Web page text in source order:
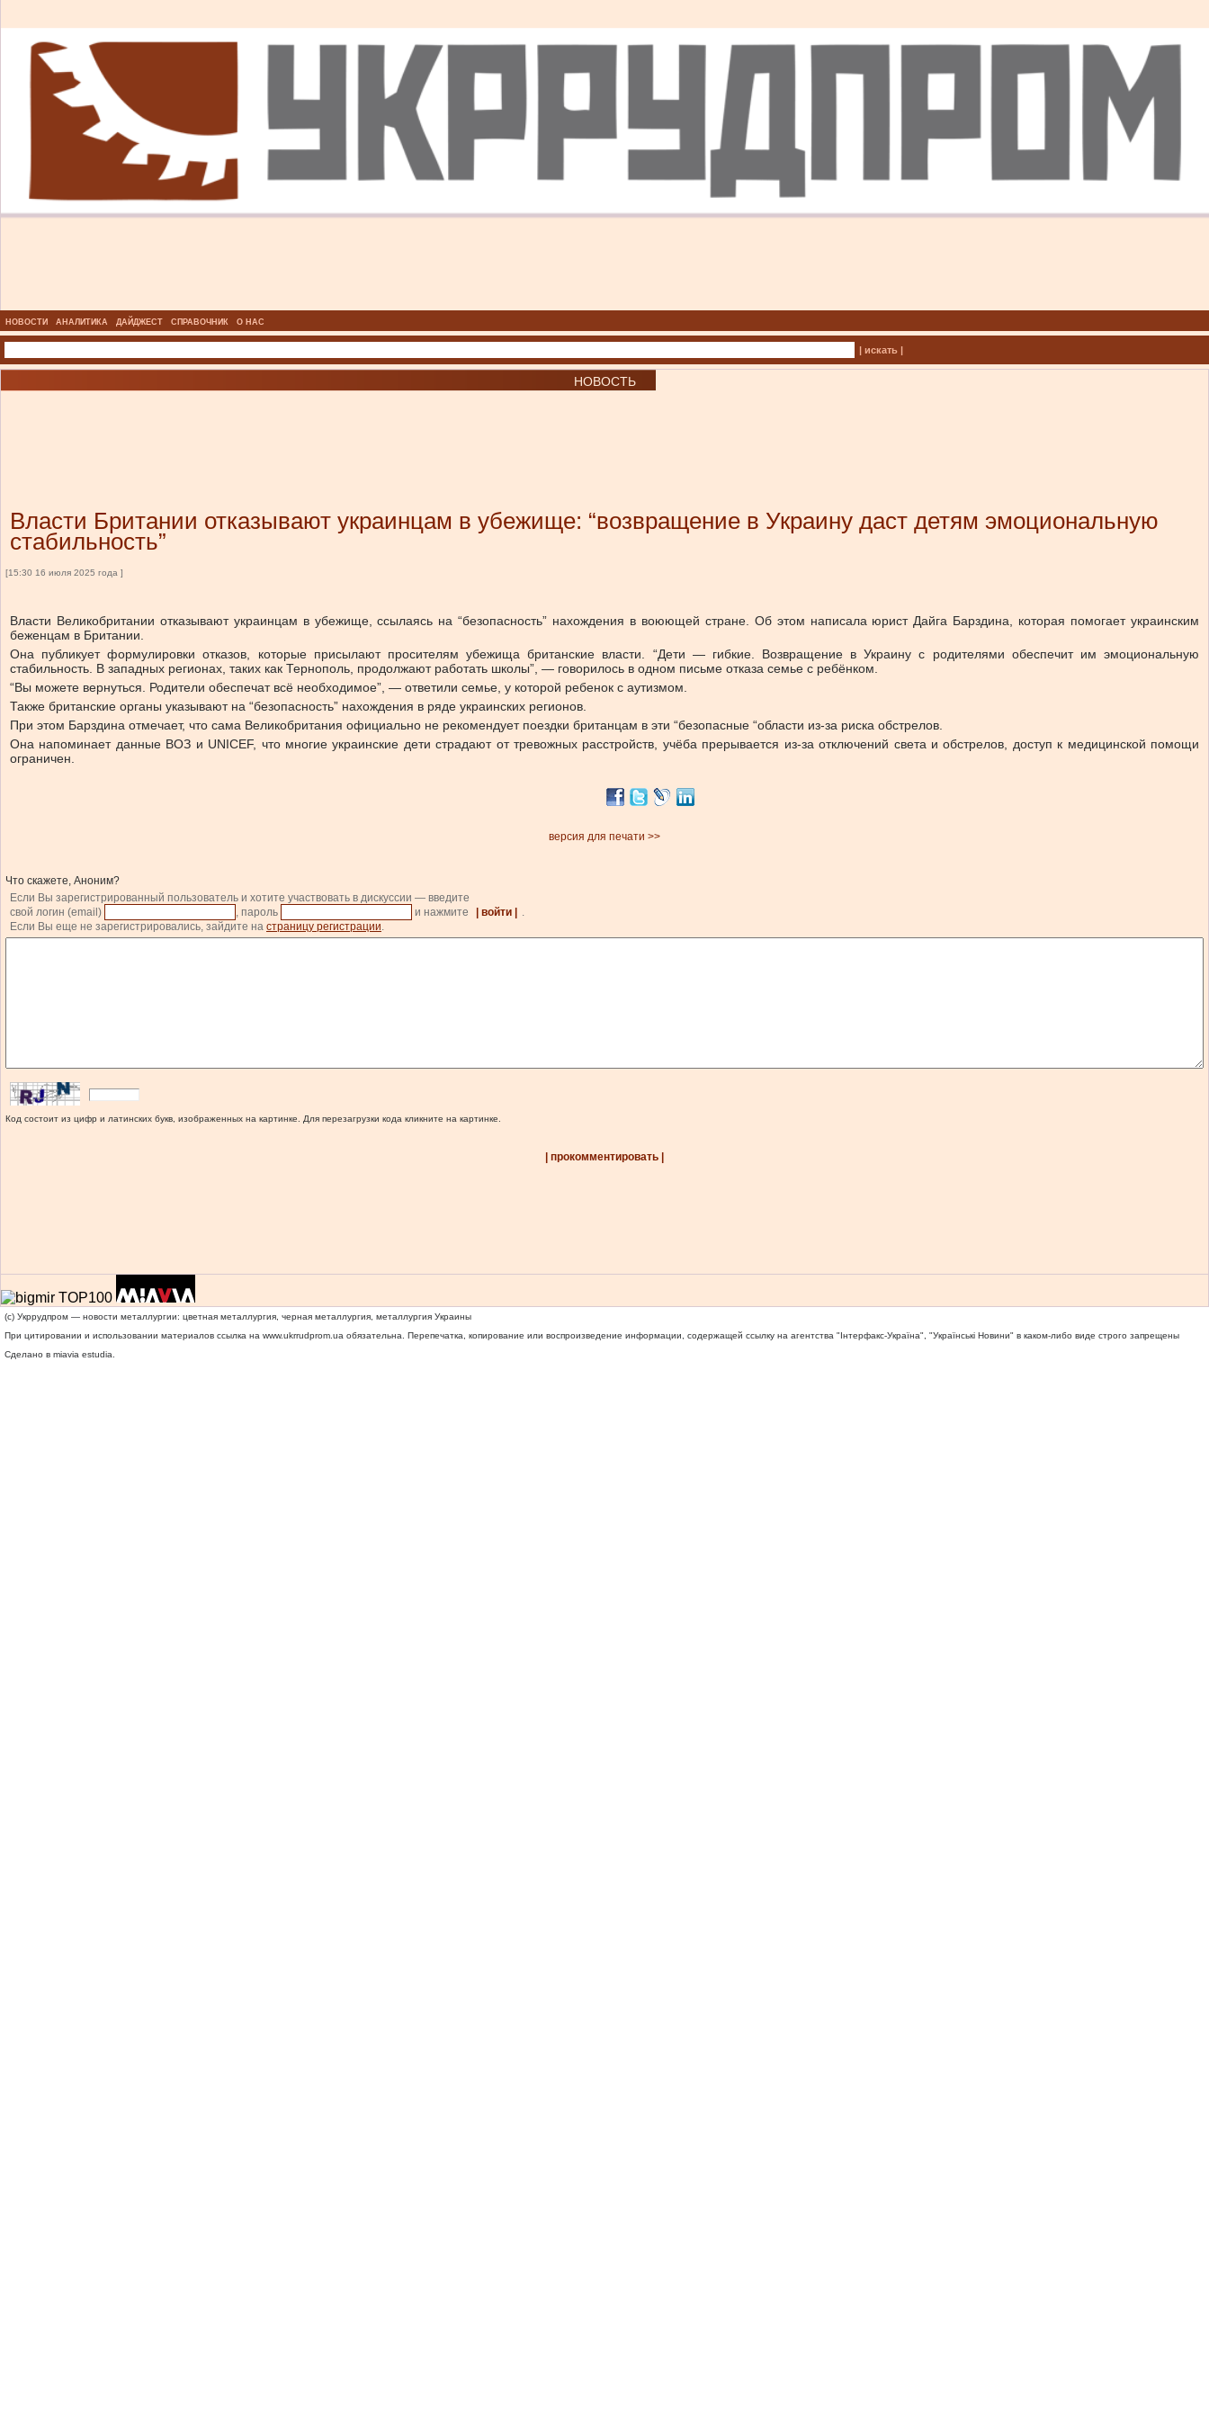
НОВОСТИ АНАЛИТИКА ДАЙДЖЕСТ СПРАВОЧНИК О НАС
| искать |
НОВОСТЬ
Власти Британии отказывают украинцам в убежище: “возвращение в Украину даст детям эмоциональную
стабильность”
[15:30 16 июля 2025 года ]
Власти Великобритании отказывают украинцам в убежище, ссылаясь на “безопасность” нахождения в воюющей стране. Об этом написала юрист Дайга Барздина, которая помогает украинским
беженцам в Британии.
Она публикует формулировки отказов, которые присылают просителям убежища британские власти. “Дети — гибкие. Возвращение в Украину с родителями обеспечит им эмоциональную
стабильность. В западных регионах, таких как Тернополь, продолжают работать школы”, — говорилось в одном письме отказа семье с ребёнком.
“Вы можете вернуться. Родители обеспечат всё необходимое”, — ответили семье, у которой ребенок с аутизмом.
Также британские органы указывают на “безопасность” нахождения в ряде украинских регионов.
При этом Барздина отмечает, что сама Великобритания официально не рекомендует поездки британцам в эти “безопасные “области из-за риска обстрелов.
Она напоминает данные ВОЗ и UNICEF, что многие украинские дети страдают от тревожных расстройств, учёба прерывается из-за отключений света и обстрелов, доступ к медицинской помощи
ограничен.
версия для печати >>
Что скажете, Аноним?
Если Вы зарегистрированный пользователь и хотите участвовать в дискуссии — введите
свой логин (email)
, пароль и нажмите | войти |
.
Если Вы еще не зарегистрировались, зайдите на страницу регистрации.
Код состоит из цифр и латинских букв, изображенных на картинке. Для перезагрузки кода кликните на картинке.
| прокомментировать |
(c) Укррудпром — новости металлургии: цветная металлургия, черная металлургия, металлургия Украины
При цитировании и использовании материалов ссылка на www.ukrrudprom.ua обязательна. Перепечатка, копирование или воспроизведение информации, содержащей ссылку на агентства "Iнтерфакс-Україна", "Українськi Новини" в каком-либо виде строго запрещены
Сделано в miavia estudia.